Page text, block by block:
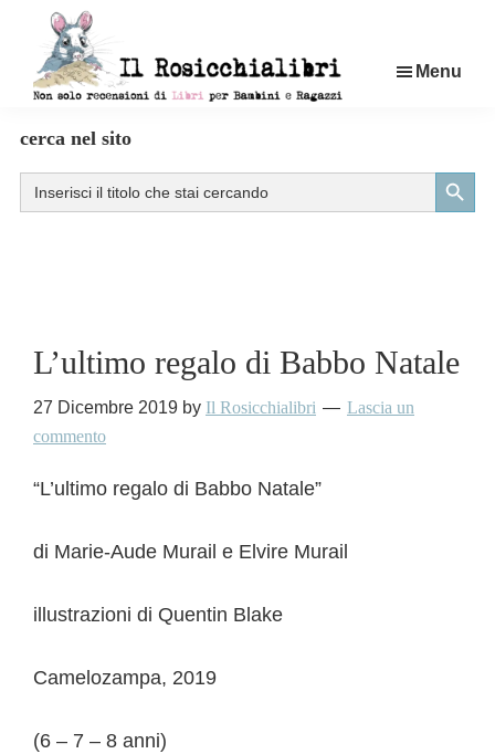
contenuto
di
libri
per
Menu
cerca nel sito
Search
for:
Search Button
L’ultimo regalo di Babbo Natale
27 Dicembre 2019 by Il Rosicchialibri
Lascia un
commento
“L’ultimo regalo di Babbo Natale”
di Marie-Aude Murail e Elvire Murail
illustrazioni di Quentin Blake
Camelozampa, 2019
(6 – 7 – 8 anni)